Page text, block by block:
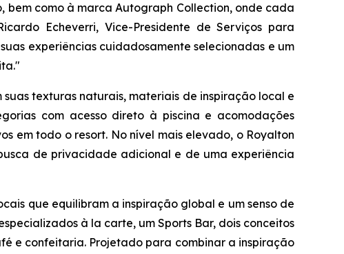
bem como à marca Autograph Collection, onde cada
Echeverri, Vice-Presidente de Serviços para
experiências cuidadosamente selecionadas e um
texturas naturais, materiais de inspiração local e
com acesso direto à piscina e acomodações
em todo o resort. No nível mais elevado, o Royalton
de privacidade adicional e de uma experiência
que equilibram a inspiração global e um senso de
à la carte, um Sports Bar, dois conceitos
e confeitaria. Projetado para combinar a inspiração